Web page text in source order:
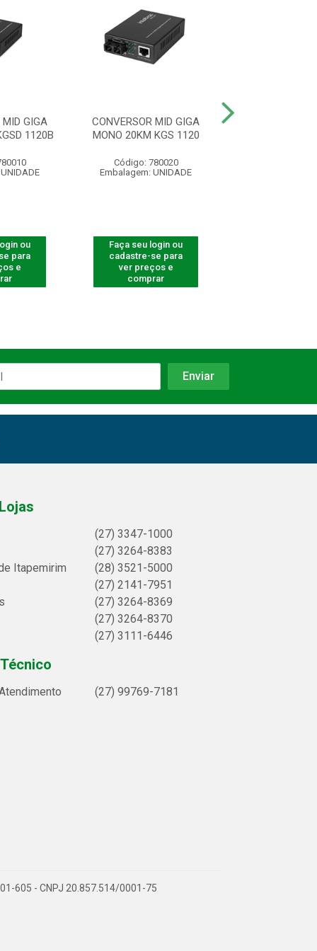
MID GIGA
1120B
ou
para
e
CONVERSOR MID GIGA
MONO 20KM KGS 1120
Código: 780020
Embalagem: UNIDADE
Faça seu login ou
cadastre-se para
ver preços e
comprar
(27) 3347-1000
(27) 3264-8383
Itapemirim
(28) 3521-5000
(27) 2141-7951
(27) 3264-8369
(27) 3264-8370
(27) 3111-6446
(27) 99769-7181
605 - CNPJ 20.857.514/0001-75